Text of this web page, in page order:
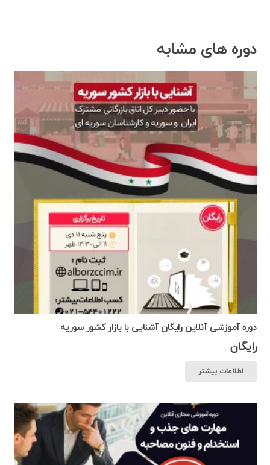
دوره های مشابه
دوره آموزشی آنلاین رایگان آشنایی با بازار کشور سوریه
رایگان
اطلاعات بیشتر